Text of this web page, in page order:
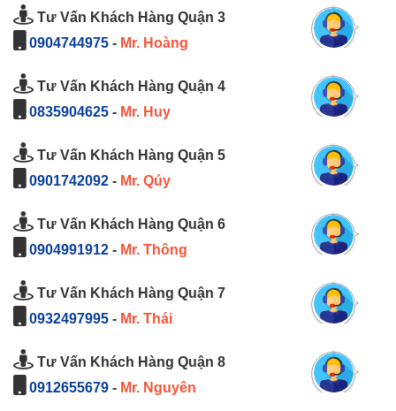
Tư Vấn Khách Hàng Quận 3
0904744975 - Mr. Hoàng
Tư Vấn Khách Hàng Quận 4
0835904625 - Mr. Huy
Tư Vấn Khách Hàng Quận 5
0901742092 - Mr. Qúy
Tư Vấn Khách Hàng Quận 6
0904991912 - Mr. Thông
Tư Vấn Khách Hàng Quận 7
0932497995 - Mr. Thái
Tư Vấn Khách Hàng Quận 8
0912655679 - Mr. Nguyên